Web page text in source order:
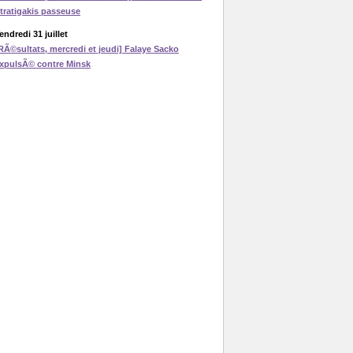
passeuse
31 juillet
mercredi et jeudi] Falaye Sacko
contre Minsk